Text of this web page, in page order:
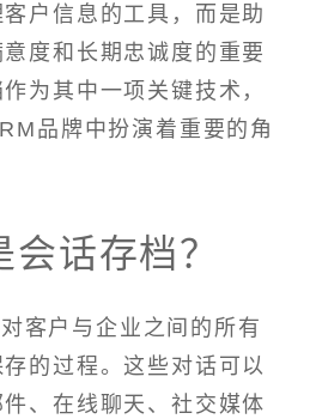
户信息的工具，而是助
度和长期忠诚度的重要
为其中一项关键技术，
品牌中扮演着重要的角
话存档？
客户与企业之间的所有
的过程。这些对话可以
、在线聊天、社交媒体